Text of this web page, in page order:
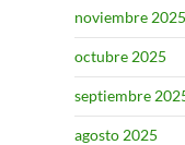
noviembre 2025
octubre 2025
septiembre
agosto 2025